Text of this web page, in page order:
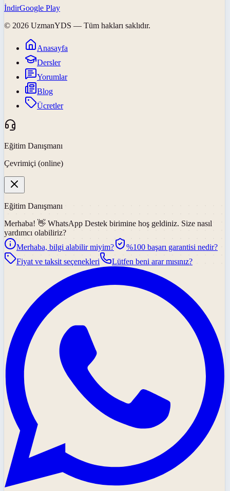
İndirGoogle Play
© 2026 UzmanYDS — Tüm hakları saklıdır.
Anasayfa
Dersler
Yorumlar
Blog
Ücretler
Eğitim Danışmanı
Çevrimiçi (online)
Eğitim Danışmanı
Merhaba! 👋 WhatsApp Destek birimine hoş geldiniz. Size nasıl
yardımcı olabiliriz?
Merhaba, bilgi alabilir miyim?
%100 başarı garantisi nedir?
Fiyat ve taksit seçenekleri
Lütfen beni arar mısınız?